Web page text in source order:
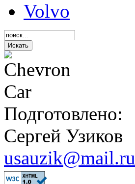
Volvo
Подготовлено:
Сергей Узиков
usauzik@mail.ru